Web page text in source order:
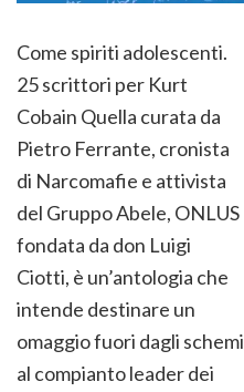
Come spiriti adolescenti.
25 scrittori per Kurt
Cobain Quella curata da
Pietro Ferrante, cronista
di Narcomafie e attivista
del Gruppo Abele, ONLUS
fondata da don Luigi
Ciotti, è un’antologia che
intende destinare un
omaggio fuori dagli schemi
al compianto leader dei